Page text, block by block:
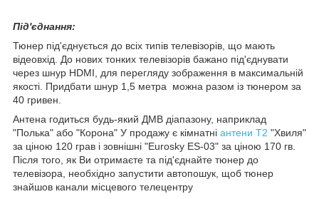
Під'єднання:
Тюнер під'єднується до всіх типів телевізорів, що мають
відеовхід. До нових тонких телевізорів бажано під'єднувати
через шнур HDMI, для перегляду зображення в максимальній
якості. Придбати шнур 1,5 метра можна разом із тюнером за
40 гривен.
Антена годиться будь-який ДМВ діапазону, наприклад
"Полька" або "Корона" У продажу є кімнатні антени Т2 "Хвиля"
за ціною 120 грав і зовнішні "Eurosky ES-03" за ціною 170 гв.
Після того, як Ви отримаєте та під'єднайте тюнер до
телевізора, необхідно запустити автопошук, щоб тюнер
знайшов канали місцевого телецентру